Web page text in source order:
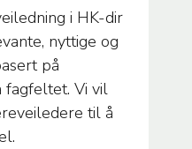
i HK-dir
nyttige og
på
Vi vil
til å